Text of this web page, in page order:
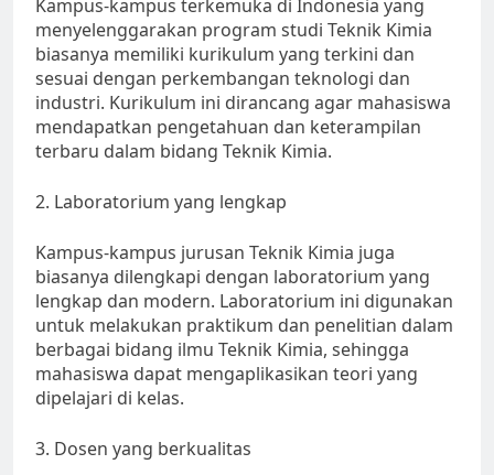
Kampus-kampus terkemuka di Indonesia yang
menyelenggarakan program studi Teknik Kimia
biasanya memiliki kurikulum yang terkini dan
sesuai dengan perkembangan teknologi dan
industri. Kurikulum ini dirancang agar mahasiswa
mendapatkan pengetahuan dan keterampilan
terbaru dalam bidang Teknik Kimia.
2. Laboratorium yang lengkap
Kampus-kampus jurusan Teknik Kimia juga
biasanya dilengkapi dengan laboratorium yang
lengkap dan modern. Laboratorium ini digunakan
untuk melakukan praktikum dan penelitian dalam
berbagai bidang ilmu Teknik Kimia, sehingga
mahasiswa dapat mengaplikasikan teori yang
dipelajari di kelas.
3. Dosen yang berkualitas